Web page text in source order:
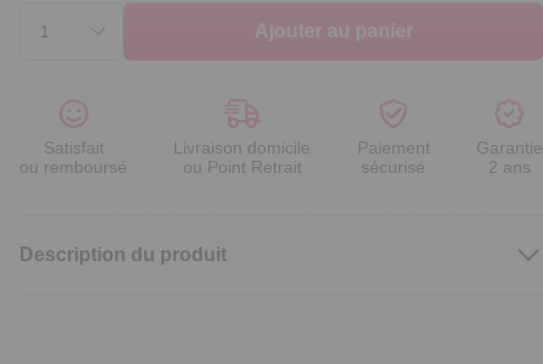
Ajouter au panier
Satisfait
ou remboursé
Livraison domicile
ou Point Retrait
Paiement
sécurisé
Garantie
2 ans
Description du produit